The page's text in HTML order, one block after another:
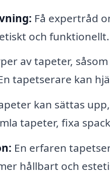
Få expertråd
och funktionellt.
av tapeter,
tapetserare kan
kan sättas
tapeter, fixa
En erfaren
hållbart och